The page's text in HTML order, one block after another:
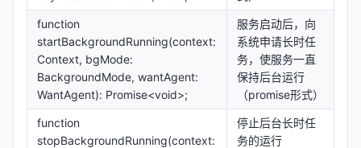
function
startBackgroundRunning(context:
Context, bgMode:
BackgroundMode, wantAgent:
WantAgent): Promise<void>;
服务启动后，向
系统申请长时任
务，使服务一直
保持后台运行
（promise形式）
function
stopBackgroundRunning(context:
停止后台长时任
务的运行